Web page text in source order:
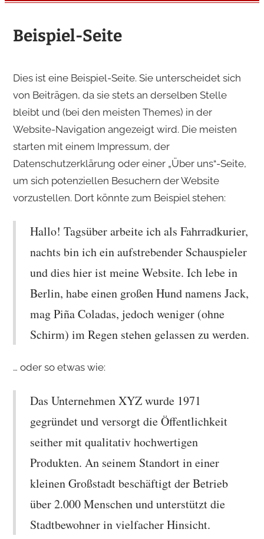
Beispiel-Seite
Dies ist eine Beispiel-Seite. Sie unterscheidet sich
von Beiträgen, da sie stets an derselben Stelle
bleibt und (bei den meisten Themes) in der
Website-Navigation angezeigt wird. Die meisten
starten mit einem Impressum, der
Datenschutzerklärung oder einer „Über uns“-Seite,
um sich potenziellen Besuchern der Website
vorzustellen. Dort könnte zum Beispiel stehen:
Hallo! Tagsüber arbeite ich als Fahrradkurier,
nachts bin ich ein aufstrebender Schauspieler
und dies hier ist meine Website. Ich lebe in
Berlin, habe einen großen Hund namens Jack,
mag Piña Coladas, jedoch weniger (ohne
Schirm) im Regen stehen gelassen zu werden.
… oder so etwas wie:
Das Unternehmen XYZ wurde 1971
gegründet und versorgt die Öffentlichkeit
seither mit qualitativ hochwertigen
Produkten. An seinem Standort in einer
kleinen Großstadt beschäftigt der Betrieb
über 2.000 Menschen und unterstützt die
Stadtbewohner in vielfacher Hinsicht.